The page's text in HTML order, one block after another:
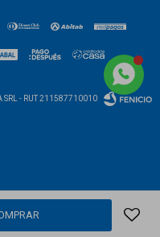
- RUT 211587710010
Fenicio